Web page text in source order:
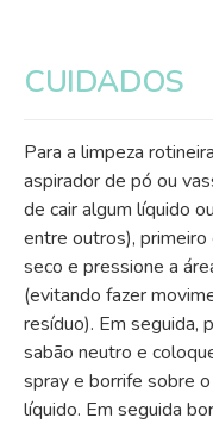
CUIDADOS
Para a limpeza
aspirador de pó ou
de cair algum líquido
entre outros),
seco e pressione a
(evitando fazer
resíduo). Em seguida,
sabão neutro e
spray e borrife sobre
líquido. Em seguida